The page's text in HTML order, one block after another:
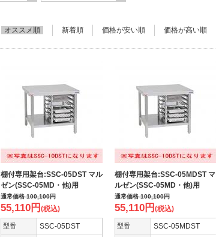
オススメ順 新着順 価格が安い順 価格が高い順
棚付専用架台:SSC-05DST マル
ゼン(SSC-05MD・他)用
通常価格100,100円
55,110円 (税込)
型番 SSC-05DST
棚付専用架台:SSC-05MDST マ
ルゼン(SSC-05MD・他)用
通常価格100,100円
55,110円 (税込)
型番 SSC-05MDST